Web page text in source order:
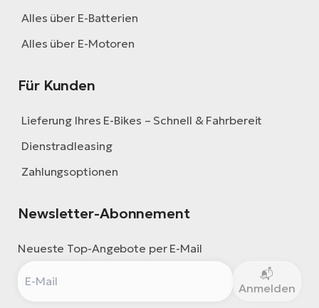
Alles über E-Batterien
Alles über E-Motoren
Für Kunden
Lieferung Ihres E-Bikes – Schnell & Fahrbereit
Dienstradleasing
Zahlungsoptionen
Newsletter-Abonnement
Neueste Top-Angebote per E-Mail
Anmelden